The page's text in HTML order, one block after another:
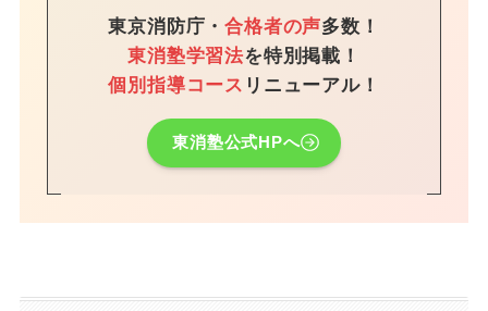
東京消防庁・合格者の声多数！
東消塾学習法を特別掲載！
個別指導コース リニューアル！
東消塾公式HPへ